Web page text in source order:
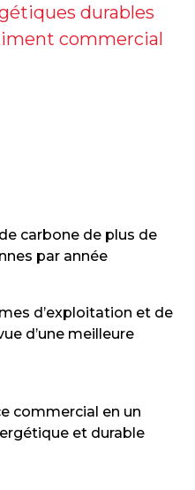
durables
commercial
carbone de plus de
par année
d’exploitation et de
d’une meilleure
commercial en un
et durable